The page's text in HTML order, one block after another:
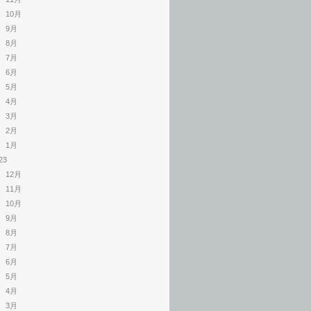
10月
9月
8月
7月
6月
5月
4月
3月
2月
1月
12月
11月
10月
9月
8月
7月
6月
5月
4月
3月